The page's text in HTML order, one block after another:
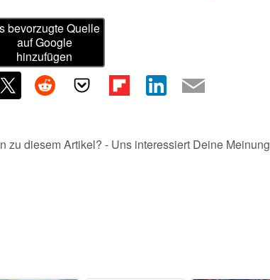
bevorzugte Quelle
auf Google
hinzufügen
zu diesem Artikel? - Uns interessiert Deine Meinung